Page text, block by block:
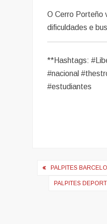
O Cerro Porteño
dificuldades e
**Hashtags:
#nacional
#estudiantes
Navegação
PALPITES
PALPITES